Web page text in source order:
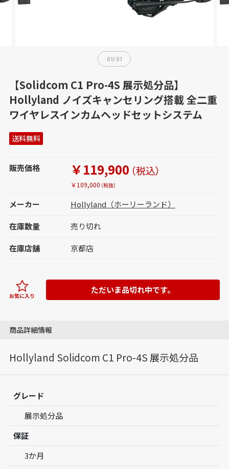
01/01
【Solidcom C1 Pro-4S 展示処分品】
Hollyland ノイズキャンセリング搭載 全二重
ワイヤレスインカムヘッドセットシステム
送料無料
販売価格 ￥119,900 （税込）
￥109,000 （税抜）
メーカー Hollyland（ホーリーランド）
在庫数量 売り切れ
在庫店舗 京都店
ただいま品切れ中です。
お気に入り
商品詳細情報
Hollyland Solidcom C1 Pro-4S 展示処分品
グレード
展示処分品
保証
3か月